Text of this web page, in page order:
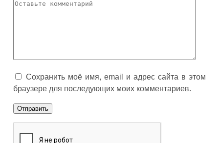
Сохранить моё имя, email и адрес сайта в этом
браузере для последующих моих комментариев.